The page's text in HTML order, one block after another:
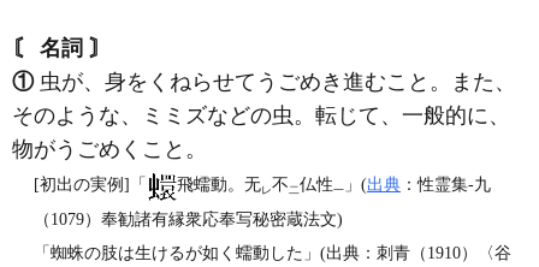
〘 名詞 〙
①虫が、身をくねらせてうごめき進むこと。また、
そのような、ミミズなどの虫。転じて、一般的に、
物がうごめくこと。
[初出の実例]「 飛蠕動。无レ不二仏性一 」(出典 ：性霊集‐九
（1079）奉勧諸有縁衆応奉写秘密蔵法文)
「蜘蛛の肢は生けるが如く蠕動した」(出典：刺青（1910）〈谷